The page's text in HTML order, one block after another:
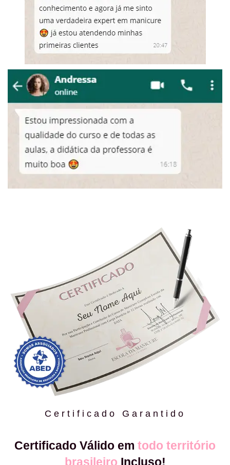
Certificado Garantido
Certificado Válido em todo território
brasileiro Incluso!